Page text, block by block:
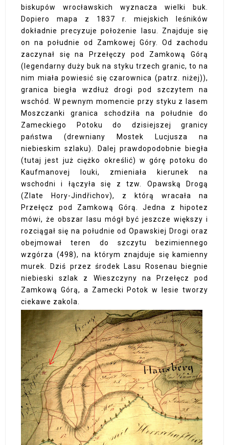
biskupów wrocławskich wyznacza wielki buk.
Dopiero mapa z 1837 r. miejskich leśników
dokładnie precyzuje położenie lasu. Znajduje się
on na południe od Zamkowej Góry. Od zachodu
zaczynał się na Przełęczy pod Zamkową Górą
(legendarny duży buk na styku trzech granic, to na
nim miała powiesić się czarownica (patrz. niżej)),
granica biegła wzdłuż drogi pod szczytem na
wschód. W pewnym momencie przy styku z lasem
Moszczanki granica schodziła na południe do
Zameckiego Potoku do dzisiejszej granicy
państwa (drewniany Mostek Lucjusza na
niebieskim szlaku). Dalej prawdopodobnie biegła
(tutaj jest już ciężko określić) w górę potoku do
Kaufmanovej louki, zmieniała kierunek na
wschodni i łączyła się z tzw. Opawską Drogą
(Zlate Hory-Jindřichov), z którą wracała na
Przełęcz pod Zamkową Górą. Jedna z hipotez
mówi, że obszar lasu mógł być jeszcze większy i
rozciągał się na południe od Opawskiej Drogi oraz
obejmował teren do szczytu bezimiennego
wzgórza (498), na którym znajduje się kamienny
murek. Dziś przez środek Lasu Rosenau biegnie
niebieski szlak z Wieszczyny na Przełęcz pod
Zamkową Górą, a Zamecki Potok w lesie tworzy
ciekawe zakola.